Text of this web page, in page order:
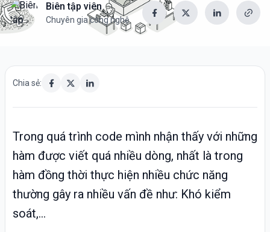
Biên tập viên
Chuyên gia công nghệ
Chia sẻ:
Trong quá trình code mình nhận thấy với những
hàm được viết quá nhiều dòng, nhất là trong
hàm đồng thời thực hiện nhiều chức năng
thường gây ra nhiều vấn đề như: Khó kiểm
soát,...